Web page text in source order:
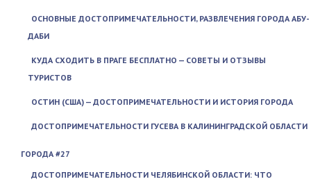
ОСНОВНЫЕ ДОСТОПРИМЕЧАТЕЛЬНОСТИ, РАЗВЛЕЧЕНИЯ ГОРОДА АБУ-
ДАБИ
КУДА СХОДИТЬ В ПРАГЕ БЕСПЛАТНО — СОВЕТЫ И ОТЗЫВЫ
ТУРИСТОВ
ОСТИН (США) — ДОСТОПРИМЕЧАТЕЛЬНОСТИ И ИСТОРИЯ ГОРОДА
ДОСТОПРИМЕЧАТЕЛЬНОСТИ ГУСЕВА В КАЛИНИНГРАДСКОЙ ОБЛАСТИ
ГОРОДА #27
ДОСТОПРИМЕЧАТЕЛЬНОСТИ ЧЕЛЯБИНСКОЙ ОБЛАСТИ: ЧТО